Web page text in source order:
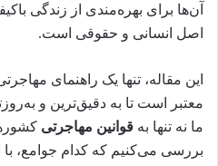
آن‌ها برای بهره‌مندی از زندگی
اصل انسانی و حقوقی است.
این مقاله، تنها یک راهنمای
معتبر است تا به دقیق‌ترین و
ما نه تنها به قوانین مهاجرتی
بررسی می‌کنیم که کدام جوامع، با